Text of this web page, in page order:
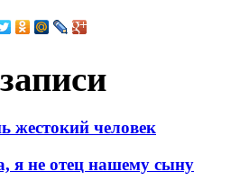
жестокий человек
я не отец нашему сыну